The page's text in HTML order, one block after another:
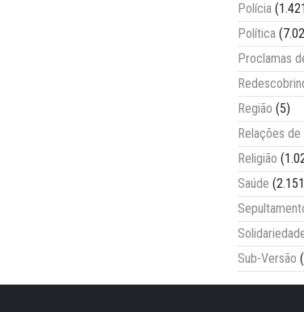
Polícia
Política
Proclamas
Região (5)
Relações
Religião
Saúde
Sub-Versão